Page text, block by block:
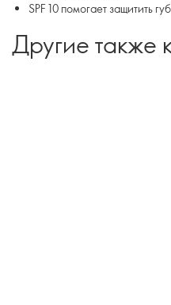
SPF 10 помогает защитить
Другие также